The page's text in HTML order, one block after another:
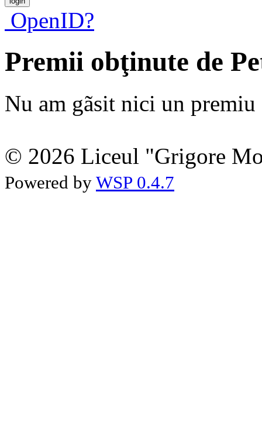
OpenID?
Premii obţinute de
Nu am gãsit nici un premiu
© 2026 Liceul "Grigore
Powered by WSP 0.4.7